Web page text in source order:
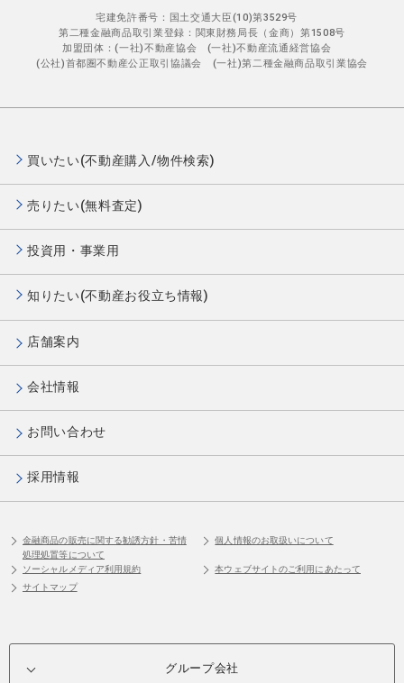
宅建免許番号：国土交通大臣(10)第3529号
第二種金融商品取引業登録：関東財務局長（金商）第1508号
加盟団体：(一社)不動産協会 (一社)不動産流通経営協会
(公社)首都圏不動産公正取引協議会 (一社)第二種金融商品取引業協会
買いたい(不動産購入/物件検索)
売りたい(無料査定)
投資用・事業用
知りたい(不動産お役立ち情報)
店舗案内
会社情報
お問い合わせ
採用情報
金融商品の販売に関する勧誘方針・苦情
処理処置等について
個人情報のお取扱いについて
ソーシャルメディア利用規約
本ウェブサイトのご利用にあたって
サイトマップ
グループ会社